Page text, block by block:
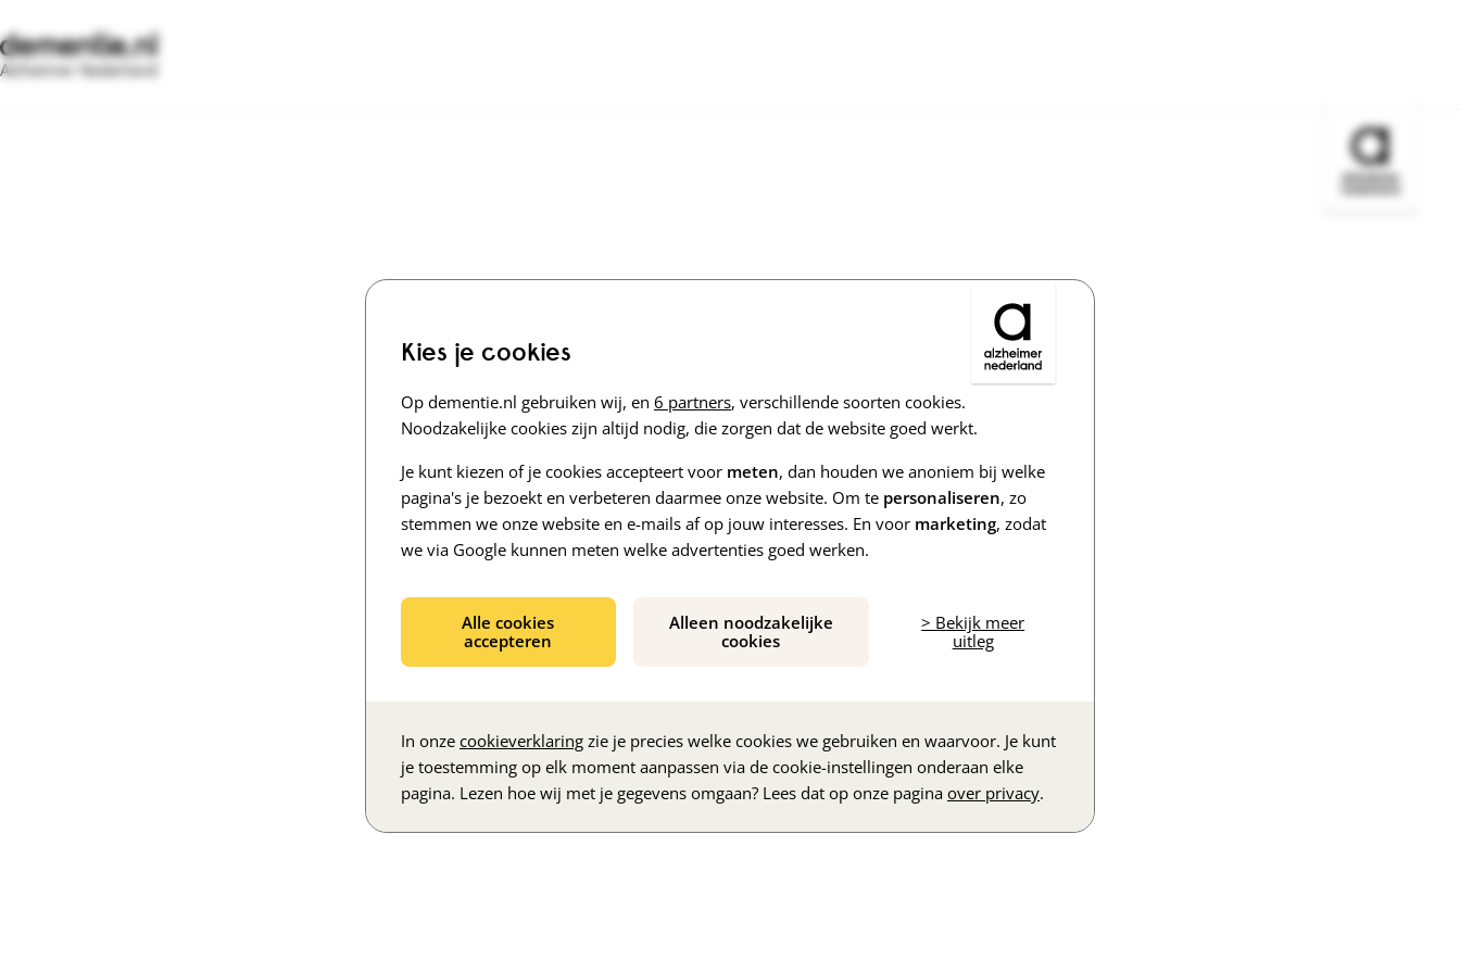
Kies je cookies
Op dementie.nl gebruiken wij, en 6 partners, verschillende soorten cookies.
Noodzakelijke cookies zijn altijd nodig, die zorgen dat de website goed werkt.
Je kunt kiezen of je cookies accepteert voor meten, dan houden we anoniem bij welke
pagina's je bezoekt en verbeteren daarmee onze website. Om te personaliseren, zo
stemmen we onze website en e-mails af op jouw interesses. En voor marketing, zodat
we via Google kunnen meten welke advertenties goed werken.
Alle cookies
accepteren
Alleen noodzakelijke
cookies
> Bekijk meer
uitleg
In onze cookieverklaring zie je precies welke cookies we gebruiken en waarvoor. Je kunt
je toestemming op elk moment aanpassen via de cookie-instellingen onderaan elke
pagina. Lezen hoe wij met je gegevens omgaan? Lees dat op onze pagina over privacy.
Alzheimer Nederland
Bezoek de